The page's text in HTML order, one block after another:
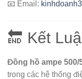
📧 Email:
🔚 Kết
Đồng hồ ampe 500/
trong các hệ thống